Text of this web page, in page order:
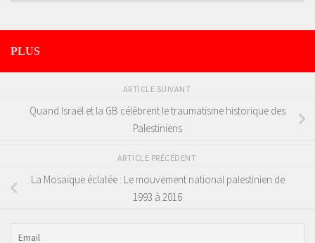
PLUS
ARTICLE SUIVANT
Quand Israël et la GB célèbrent le traumatisme historique des
Palestiniens
ARTICLE PRÉCÉDENT
La Mosaïque éclatée : Le mouvement national palestinien de
1993 à 2016